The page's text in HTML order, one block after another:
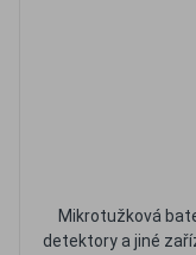
Mikrotužková
detektory a jiné